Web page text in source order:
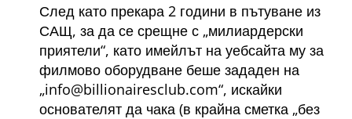
След като прекара 2 години в пътуване из
САЩ, за да се срещне с милиардерски
приятели , като имейлът на уебсайта му за
филмово оборудване беше зададен на
info@billionairesclub.com , искайки
основателят да чака (в крайна сметка без